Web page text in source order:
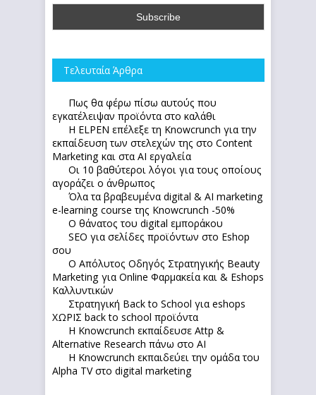
Τελευταία Άρθρα
Πως θα φέρω πίσω αυτούς που
εγκατέλειψαν προϊόντα στο καλάθι
Η ELPEN επέλεξε τη Knowcrunch για την
εκπαίδευση των στελεχών της στο Content
Marketing και στα AI εργαλεία
Οι 10 βαθύτεροι λόγοι για τους οποίους
αγοράζει ο άνθρωπος
Όλα τα βραβευμένα digital & AI marketing
e-learning course της Knowcrunch -50%
Ο θάνατος του digital εμποράκου
SEO για σελίδες προϊόντων στο Eshop
σου
Ο Απόλυτoς Οδηγός Στρατηγικής Beauty
Marketing για Online Φαρμακεία και & Eshops
Καλλυντικών
Στρατηγική Back to School για eshops
ΧΩΡΙΣ back to school προϊόντα
Η Knowcrunch εκπαίδευσε Attp &
Alternative Research πάνω στο ΑΙ
Η Knowcrunch εκπαιδεύει την ομάδα του
Alpha TV στο digital marketing